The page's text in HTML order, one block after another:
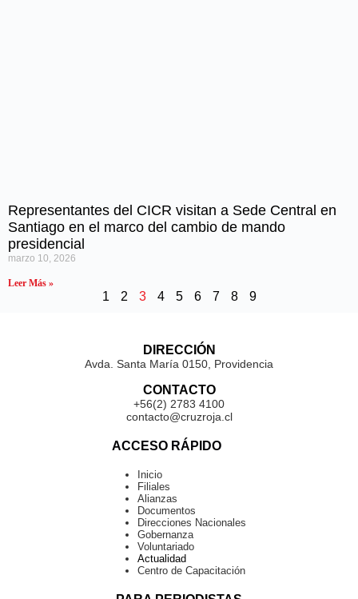
Representantes del CICR visitan a Sede Central en
Santiago en el marco del cambio de mando
presidencial
marzo 10, 2026
Leer Más »
1 2 3 4 5 6 7 8 9
DIRECCIÓN
Avda. Santa María 0150, Providencia
CONTACTO
+56(2) 2783 4100
contacto@cruzroja.cl
ACCESO RÁPIDO
Inicio
Filiales
Alianzas
Documentos
Direcciones Nacionales
Gobernanza
Voluntariado
Actualidad
Centro de Capacitación